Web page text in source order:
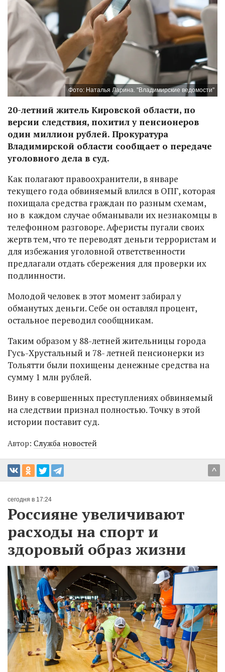
Фото: Наталья Ларина. "Владимирские ведомости"
20-летний житель Кировской области, по
версии следствия, похитил у пенсионеров
один миллион рублей. Прокуратура
Владимирской области сообщает о передаче
уголовного дела в суд.
Как полагают правоохранители, в январе
текущего года обвиняемый влился в ОПГ, которая
похищала средства граждан по разным схемам,
но в каждом случае обманывали их незнакомцы в
телефонном разговоре. Аферисты пугали своих
жертв тем, что те переводят деньги террористам и
для избежания уголовной ответственности
предлагали отдать сбережения для проверки их
подлинности.
Молодой человек в этот момент забирал у
обманутых деньги. Себе он оставлял процент,
остальное переводил сообщникам.
Таким образом у 88-летней жительницы города
Гусь-Хрустальный и 78- летней пенсионерки из
Тольятти были похищены денежные средства на
сумму 1 млн рублей.
Вину в совершенных преступлениях обвиняемый
на следствии признал полностью. Точку в этой
истории поставит суд.
Автор: Служба новостей
^
сегодня в 17:24
Россияне увеличивают
расходы на спорт и
здоровый образ жизни